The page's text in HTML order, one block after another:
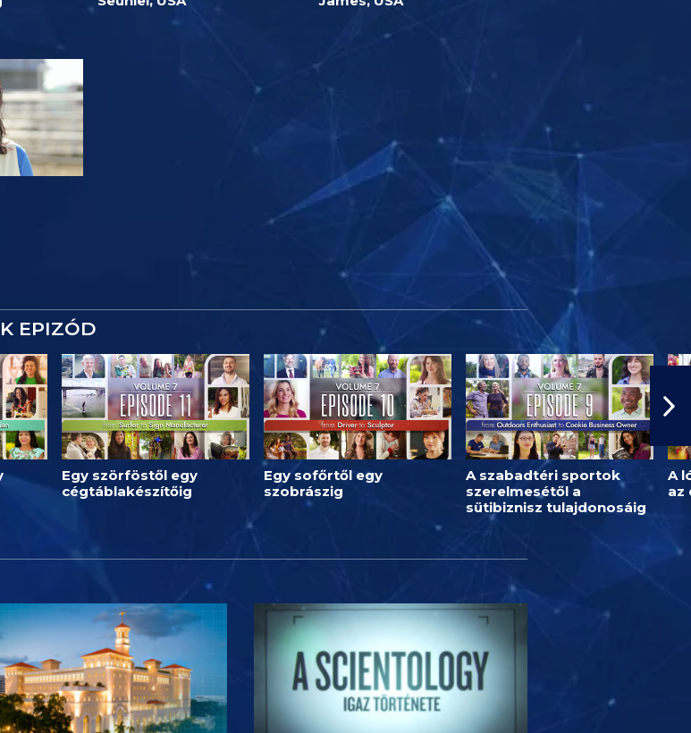
EPIZÓD
Egy szörföstől egy
cégtáblakészítőig
Egy sofőrtől egy
szobrászig
A szabadtéri sportok
szerelmesétől a
sütibiznisz tulajdonosáig
A
az